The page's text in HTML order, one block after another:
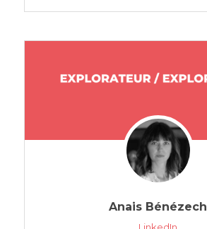
Anais Bénézech